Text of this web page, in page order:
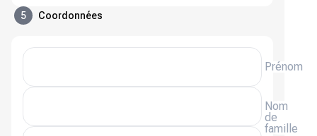
5 Coordonnées
Prénom
Nom
de
famille